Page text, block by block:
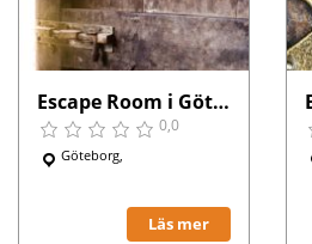
Escape Room i Göteborg
0,0
Göteborg,
Läs mer